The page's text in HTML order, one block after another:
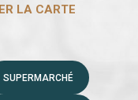
SUPERMARCHÉ